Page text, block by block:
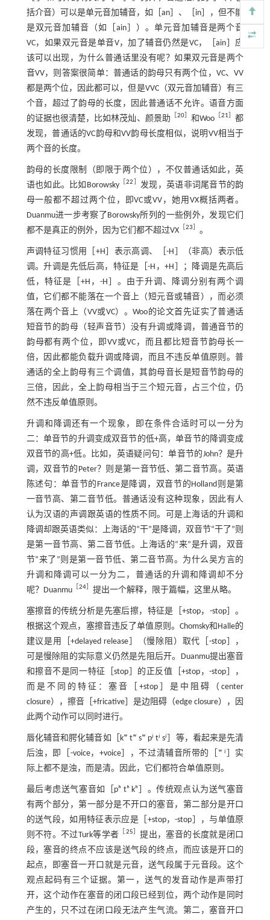
括介音）可以是单元音加辅音，如［an］、［in］，但不能
是双元音加辅音（如［ain］）。单元音加辅音是两个音
VC，如果双元音是单音V，加了辅音仍然是VC，［ain］应
该可以出现，为什么普通话里没有呢？如果双元音是两个
音VV，则答案很简单：普通话的韵母只有两个位，VC、VV
都是两个位，因此都可以，但是VVC（双元音加辅音）有三
个音，超过了韵母的长度，因此普通话不允许。语音方面
的证据也很清楚，比如林茂灿、颜景助 ［20］和Woo ［21］都
发现，普通话的VC韵母和VV韵母长度相似，说明VV相当于
两个音的长度。
韵母的长度限制（即限于两个位），不仅普通话如此，英
语也如此。比如Borowsky［22］ 发现，英语非词尾音节的韵
母一般都不超过两个位，即VC或VV，她用VX概括两者。
Duanmu进一步考察了Borowsky所列的一些例外，发现它们
都不是真正的例外，因为它们都不超过VX［23］ 。
声调特征习惯用［+H］表示高调、［-H］（非高）表示低
调。升调是先低后高，特征是［-H，+H］；降调是先高后
低，特征是［+H，-H］。由于升调、降调分别有两个调
值，它们都不能落在一个音上（短元音或辅音），而必须
落在两个音上（VV或VC）。Woo的论文首先证实了普通话
短音节的韵母（轻声音节）没有升调或降调，普通音节的
韵母都有两个位，即VV或VC，而且都比短音节韵母长一
倍，因此都能负载升调或降调，而且不违反单值原则。普
通话的全上韵母有三个调值，其韵母音长是短音节韵母的
三倍，因此，全上韵母相当于三个短元音，占三个位，仍
然不违反单值原则。
升调和降调还有一个现象，即在条件合适时可以一分为
二：单音节的升调变成双音节的低+高，单音节的降调变成
双音节的高+低。比如，英语疑问句：单音节的John？是升
调，双音节的Peter？则是第一音节低、第二音节高。英语
陈述句：单音节的France是降调，双音节的Holland则是第
一音节高、第二音节低。普通话没有这种现象，因此有人
认为汉语的声调跟英语的性质不同。可是上海话的升调和
降调却跟英语类似：上海话的“干”是降调，双音节“干了”则
是第一音节高、第二音节低。上海话的“来”是升调，双音
节“来了”则是第一音节低、第二音节高。为什么吴方言的
升调和降调可以一分为二，普通话的升调和降调却不分
呢？Duanmu［24］ 提出一个解释，限于篇幅，这里从略。
塞擦音的传统分析是先塞后擦，特征是［+stop，-stop］。
根据这个观点，塞擦音违反了单值原则。Chomsky和Halle的
建议是用［+delayed release］（慢除阻）取代［-stop］，
可是慢除阻的实际意义仍然是先阻后开。Duanmu提出塞音
和擦音不是同一特征［stop］的正反值［+stop，-stop］，
而是不同的特征：塞音［+stop］是中阻碍（center
closure），擦音［+fricative］是边阻碍（edge closure），因
此两个动作可以同时进行。
唇化辅音和腭化辅音如［kʷ tʷ sʷ pʲ tʲ sʲ］等，看起来是先清
后浊，即［-voice，+voice］，不过清辅音所带的［ʷ ʲ］实
际上都不是浊，而是清。因此，它们都符合单值原则。
最后考虑送气塞音如［pʰ tʰ kʰ］。传统观点认为送气塞音
有两个部分，第一部分是不开口的塞音，第二部分是开口
的送气段，如用特征表示应是［+stop，-stop］，与单值原
则不符。不过Turk等学者 ［25］提出，塞音的长度就是闭口
段，塞音的终点不应该是送气段的终点，而应该是开口的
起点，即塞音一开口就是元音，送气段属于元音段。这个
观点起码有三个证据。第一，送气的发音动作是声带打
开，这个动作在塞音的闭口段已经到位，两个动作是同时
产生的，只不过在闭口段无法产生气流。第二，塞音开口